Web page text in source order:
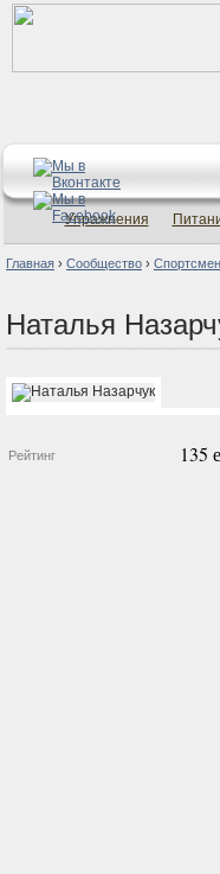
Упражнения
Главная › Сообщество ›
Наталья
Рейтинг 135